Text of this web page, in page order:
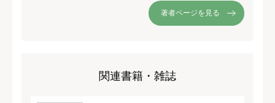
著者ページを見る
関連書籍・雑誌